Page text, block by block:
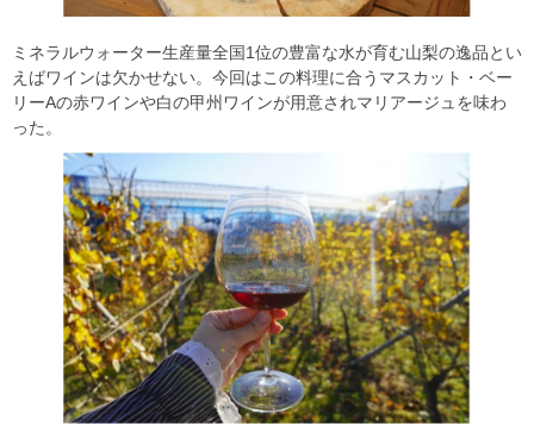
ミネラルウォーター生産量全国1位の豊富な水が育む山梨の逸品とい
えばワインは欠かせない。今回はこの料理に合うマスカット・ベー
リーAの赤ワインや白の甲州ワインが用意されマリアージュを味わ
った。